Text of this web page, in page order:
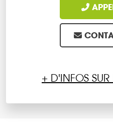
+ D'INFOS SUR